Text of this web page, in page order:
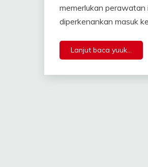
memerlukan perawatan
diperkenankan masuk
Lanjut baca yuuk...